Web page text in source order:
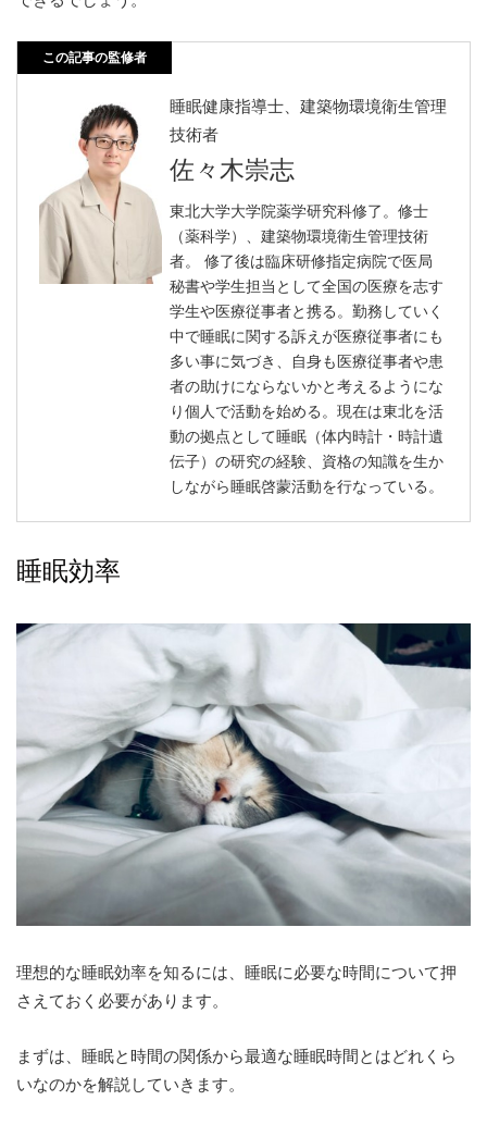
この記事の監修者
睡眠健康指導士、建築物環境衛生管理
技術者
佐々木崇志
東北大学大学院薬学研究科修了。修士
（薬科学）、建築物環境衛生管理技術
者。 修了後は臨床研修指定病院で医局
秘書や学生担当として全国の医療を志す
学生や医療従事者と携る。勤務していく
中で睡眠に関する訴えが医療従事者にも
多い事に気づき、自身も医療従事者や患
者の助けにならないかと考えるようにな
り個人で活動を始める。現在は東北を活
動の拠点として睡眠（体内時計・時計遺
伝子）の研究の経験、資格の知識を生か
しながら睡眠啓蒙活動を行なっている。
睡眠効率
理想的な睡眠効率を知るには、睡眠に必要な時間について押
さえておく必要があります。
まずは、睡眠と時間の関係から最適な睡眠時間とはどれくら
いなのかを解説していきます。